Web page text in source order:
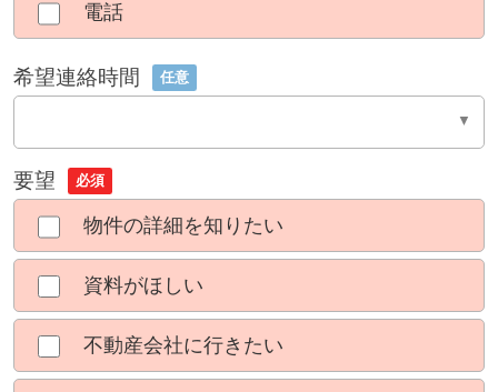
電話
希望連絡時間 任意
要望 必須
物件の詳細を知りたい
資料がほしい
不動産会社に行きたい